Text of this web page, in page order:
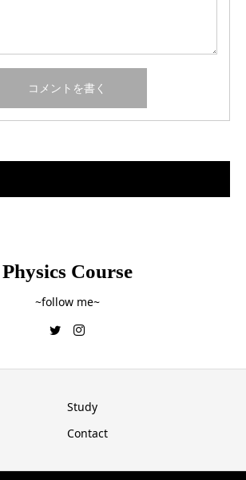
Physics Course
~follow me~
Study
Contact